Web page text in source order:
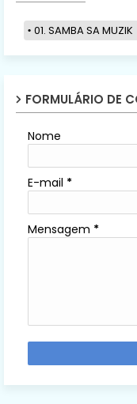
01. SAMBA SA MUZIK
FORMULÁRIO DE
Nome
E-mail *
Mensagem *